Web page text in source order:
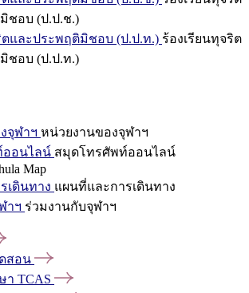
ชอบ (ป.ป.ช.)
ตและประพฤติมิชอบ (ป.ป.ท.) ร้องเรียนทุจริต
ชอบ (ป.ป.ท.)
จุฬาฯ หน่วยงานของจุฬาฯ
อนไลน์ สมุดโทรศัพท์ออนไลน์
Map
เดินทาง แผนที่และการเดินทาง
าฯ ร่วมงานกับจุฬาฯ
สอน
า TCAS